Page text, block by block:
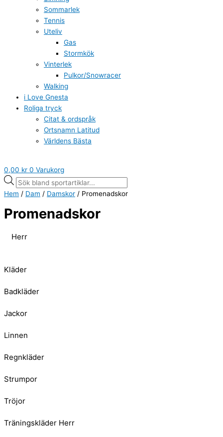
Sommarlek
Tennis
Uteliv
Gas
Stormkök
Vinterlek
Pulkor/Snowracer
Walking
i Love Gnesta
Roliga tryck
Citat & ordspråk
Ortsnamn Latitud
Världens Bästa
0,00 kr 0 Varukorg
Hem / Dam / Damskor / Promenadskor
Promenadskor
Herr
Kläder
Badkläder
Jackor
Linnen
Regnkläder
Strumpor
Tröjor
Träningskläder Herr